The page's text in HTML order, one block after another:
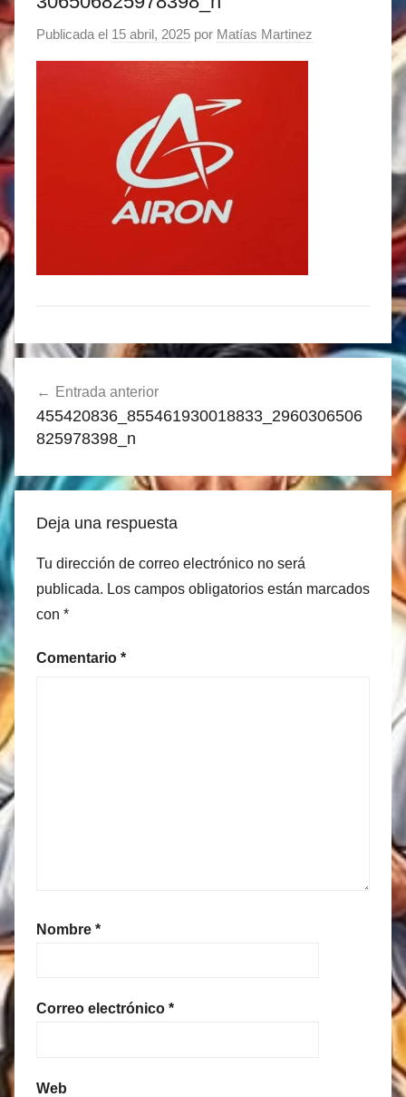
Publicada el 15 abril, 2025 por Matías Martinez
Navegación
de
entradas
Entrada anterior
455420836_855461930018833_2960306506
825978398_n
Deja una respuesta
Tu dirección de correo electrónico no será
publicada. Los campos obligatorios están marcados
con *
Comentario *
Nombre *
Correo electrónico *
Web